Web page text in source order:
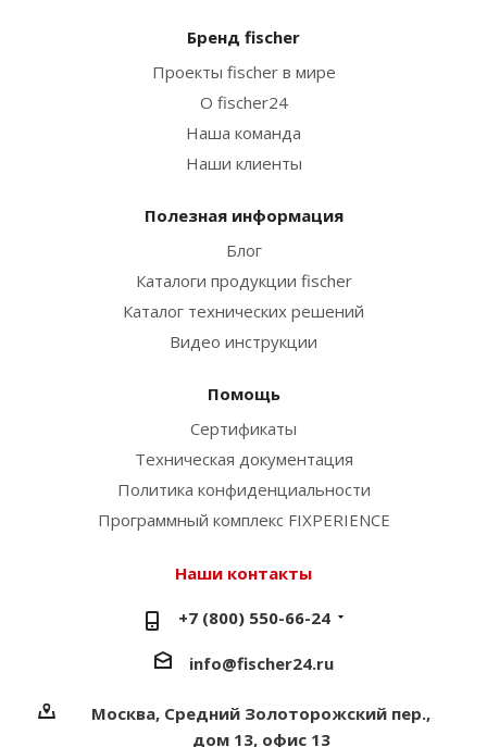
Бренд fischer
Проекты fischer в мире
О fischer24
Наша команда
Наши клиенты
Полезная информация
Блог
Каталоги продукции fischer
Каталог технических решений
Видео инструкции
Помощь
Сертификаты
Техническая документация
Политика конфиденциальности
Программный комплекс FIXPERIENCE
Наши контакты
+7 (800) 550-66-24
info@fischer24.ru
Москва, Средний Золоторожский пер.,
дом 13, офис 13